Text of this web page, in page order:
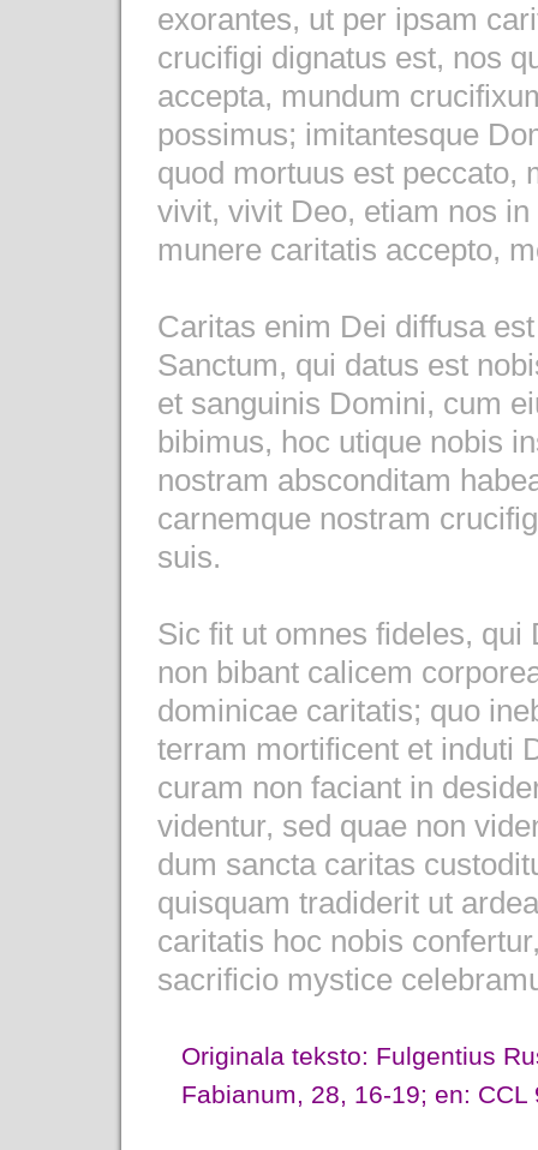
exorantes, ut per ipsam
crucifigi dignatus est, nos
accepta, mundum
possimus; imitantesque
quod mortuus est peccato,
vivit, vivit Deo, etiam nos
munere caritatis accepto,
Caritas enim Dei diffusa
Sanctum, qui datus est
et sanguinis Domini, cum
bibimus, hoc utique nobis
nostram absconditam
carnemque nostram
suis.
Sic fit ut omnes fideles,
non bibant calicem
dominicae caritatis; quo
terram mortificent et induti
curam non faciant in
videntur, sed quae non
dum sancta caritas
quisquam tradiderit ut
caritatis hoc nobis
sacrificio mystice
Originala teksto: Fulgentius
Fabianum, 28, 16-19; en: CCL